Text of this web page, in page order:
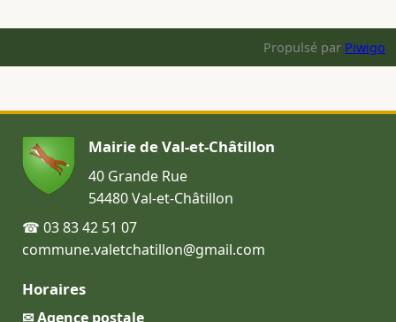
Propulsé par Piwigo
Mairie de Val-et-Châtillon
40 Grande Rue
54480 Val-et-Châtillon
☎ 03 83 42 51 07
commune.valetchatillon@gmail.com
Horaires
✉ Agence postale